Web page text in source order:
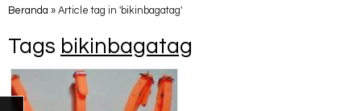
Beranda » Article tag in 'bikinbagatag'
Tags bikinbagatag